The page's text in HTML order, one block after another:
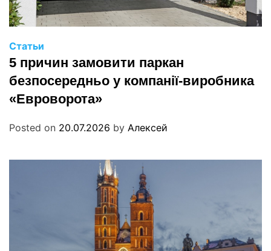
Статьи
5 причин замовити паркан
безпосередньо у компанії-виробника
«Евроворота»
Posted on 20.07.2026 by Алексей